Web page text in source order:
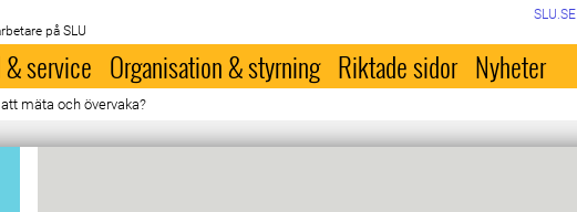
på SLU
SLU.SE
service Organisation & styrning Riktade sidor Nyheter
mäta och övervaka?